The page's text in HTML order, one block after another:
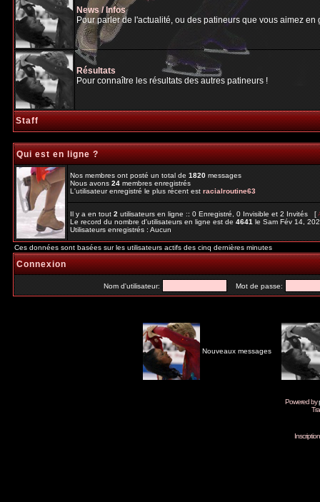
News / Infos
Pour parler de l'actualité, ou des patineurs que vous aimez
Résultats
Pour connaître les résultats des autres patineurs !
Staff
Qui est en ligne ?
Nos membres ont posté un total de1820messages
Nous avons24membres enregistrés
L'utilisateur enregistré le plus récent estracialroutine63
Il y a en tout2utilisateurs en ligne :: 0 Enregistré, 0 Invisible et 2 Invités [
Le record du nombre d'utilisateurs en ligne est de4641le Sam Fév 14,
Utilisateurs enregistrés : Aucun
Ces données sont basées sur les utilisateurs actifs des cinq dernières minutes
Connexion
Nom d'utilisateur: Mot de passe:
Nouveaux messages
Powered by